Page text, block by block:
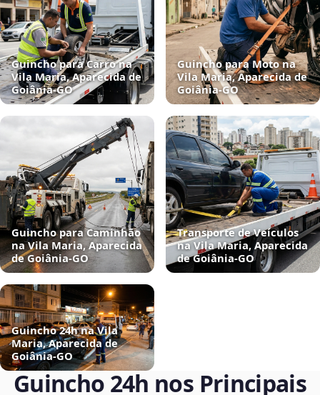
Guincho para Carro na
Vila Maria, Aparecida de
Goiânia‑GO
Guincho para Moto na
Vila Maria, Aparecida de
Goiânia‑GO
Guincho para Caminhão
na Vila Maria, Aparecida
de Goiânia‑GO
Transporte de Veículos
na Vila Maria, Aparecida
de Goiânia‑GO
Guincho 24h na Vila
Maria, Aparecida de
Goiânia‑GO
Guincho 24h nos Principais